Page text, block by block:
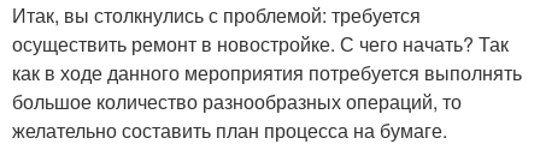
Итак, вы столкнулись с проблемой: требуется
осуществить ремонт в новостройке. С чего начать? Так
как в ходе данного мероприятия потребуется выполнять
большое количество разнообразных операций, то
желательно составить план процесса на бумаге.